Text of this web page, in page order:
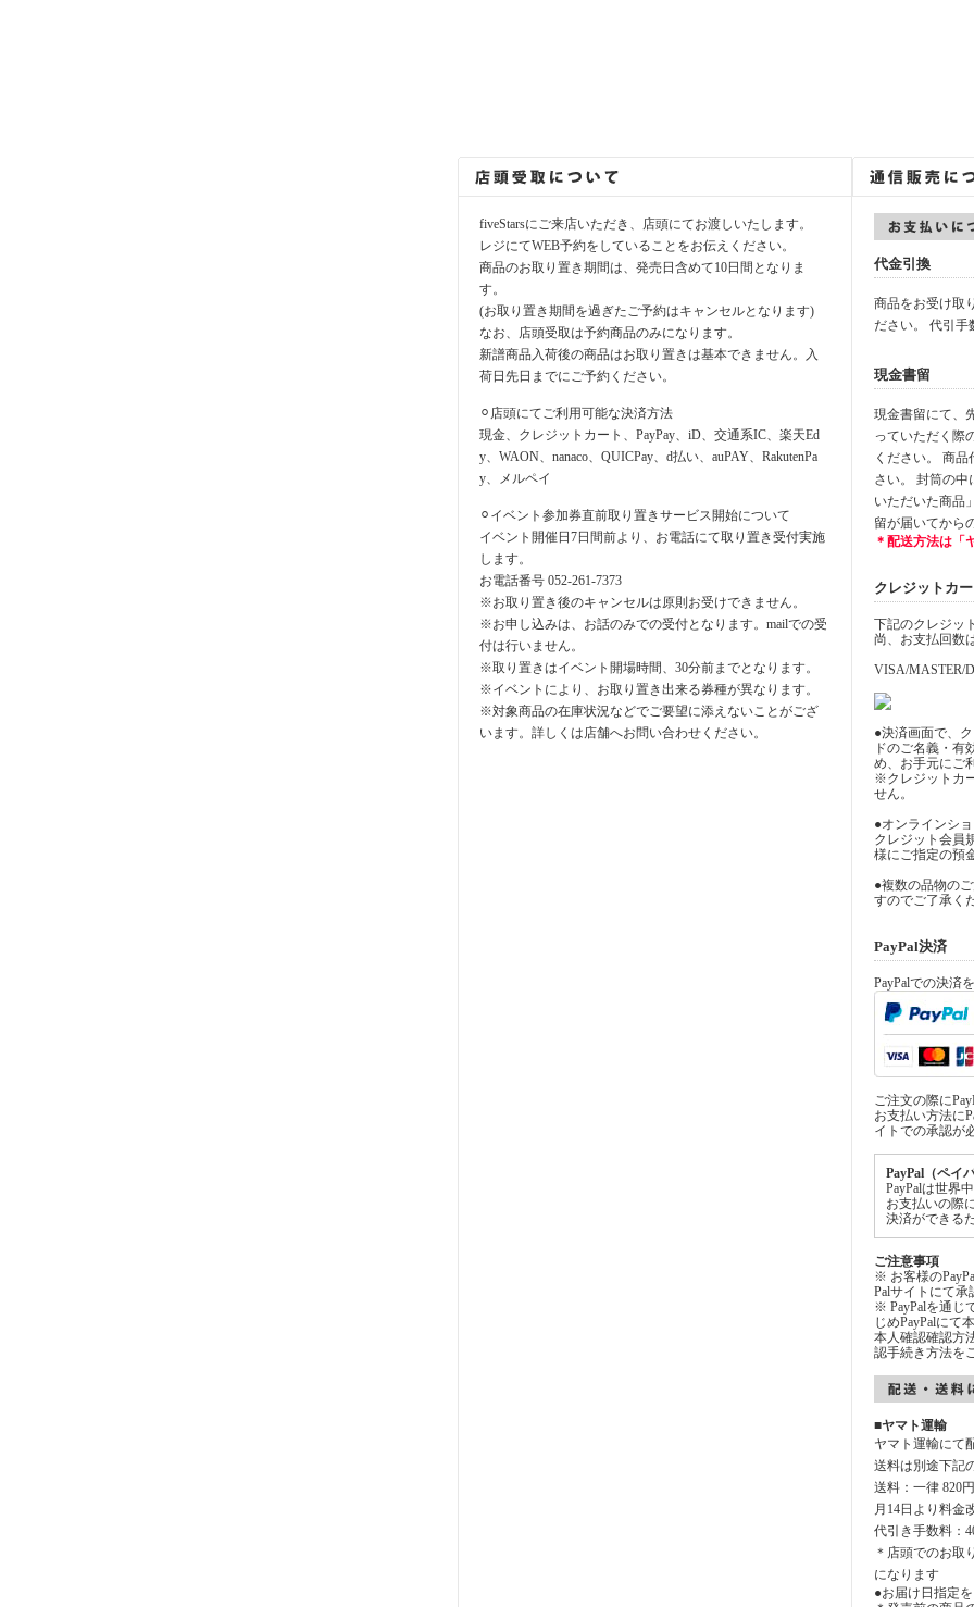
fiveStarsにご来店いただき、店頭にてお渡しいたします。
レジにてWEB予約をしていることをお伝えください。
商品のお取り置き期間は、発売日含めて10日間となりま
す。
(お取り置き期間を過ぎたご予約はキャンセルとなります)
なお、店頭受取は予約商品のみになります。
新譜商品入荷後の商品はお取り置きは基本できません。入
荷日先日までにご予約ください。
⚪︎店頭にてご利用可能な決済方法
現金、クレジットカート、PayPay、iD、交通系IC、楽天Ed
y、WAON、nanaco、QUICPay、d払い、auPAY、RakutenPa
y、メルペイ
⚪︎イベント参加券直前取り置きサービス開始について
イベント開催日7日間前より、お電話にて取り置き受付実施
します。
お電話番号 052-261-7373
※お取り置き後のキャンセルは原則お受けできません。
※お申し込みは、お話のみでの受付となります。mailでの受
付は行いません。
※取り置きはイベント開場時間、30分前までとなります。
※イベントにより、お取り置き出来る券種が異なります。
※対象商品の在庫状況などでご要望に添えないことがござ
います。詳しくは店舗へお問い合わせください。
代金引換
商品をお受け取
ださい。 代引手
現金書留
現金書留にて、
っていただく際
ください。 商
さい。 封筒の中
いただいた商品
留が届いてから
＊配送方法は「
クレジットカ
下記のクレジッ
尚、お支払回数
VISA/MASTER/
●決済画面で、
ドのご名義・有
め、お手元にご
※クレジットカ
せん。
●オンラインシ
クレジット会員
様にご指定の預
●複数の品物の
すのでご了承く
PayPal決済
PayPalでの決済
ご注文の際に
お支払い方法に
イトでの承認が
PayPal（ペイ
PayPalは世界
お支払いの際
決済ができる
ご注意事項
※ お客様の
Palサイトにて承
※ PayPalを通じ
じめPayPalにて
本人確認確認方
認手続き方法を
■ヤマト運輸
ヤマト運輸にて
送料は別途下記
送料：一律 820
月14日より料金
代引き手数料：
＊店頭でのお取
になります
●お届け日指定